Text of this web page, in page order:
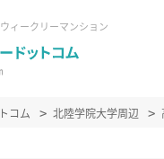
ィークリーマンション
コム 北陸学院大学周辺